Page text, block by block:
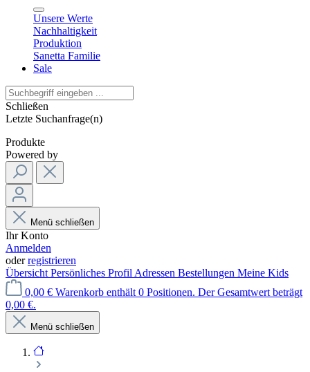
Unsere Werte
Nachhaltigkeit
Produktion
Sanetta Familie
Sale
Schließen
Letzte Suchanfrage(n)
Produkte
Powered by
Menü schließen
Ihr Konto
Anmelden
oderregistrieren
Übersicht Persönliches Profil Adressen Bestellungen Meine Kids
0,00 € Warenkorb enthält 0 Positionen. Der Gesamtwert beträgt
0,00 €.
Menü schließen